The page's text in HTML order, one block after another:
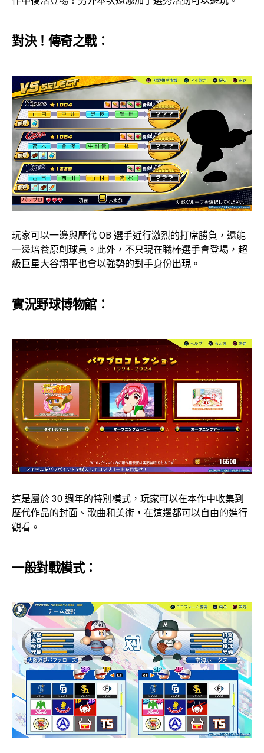
對決！傳奇之戰：
玩家可以一邊與歷代 OB 選手近行激烈的打席勝負，還能
一邊培養原創球員。此外，不只現在職棒選手會登場，超
級巨星大谷翔平也會以強勢的對手身份出現。
實況野球博物館：
這是屬於 30 週年的特別模式，玩家可以在本作中收集到
歷代作品的封面、歌曲和美術，在這邊都可以自由的進行
觀看。
一般對戰模式：